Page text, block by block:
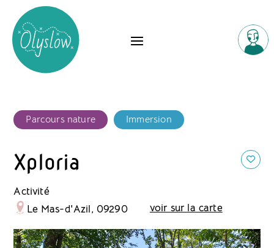
Parcours nature Immersion
Xploria
Activité
Le Mas-d'Azil, 09290
voir sur la carte